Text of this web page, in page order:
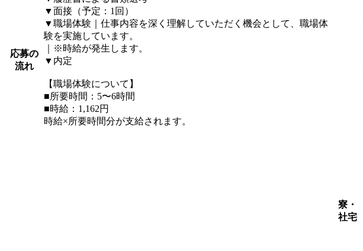
応募の
流れ
▼面接（予定：1回）
▼職場体験｜仕事内容を深く理解していただく機会として、職場体
験を実施しています。
｜※時給が発生します。
▼内定
【職場体験について】
■所要時間：5〜6時間
■時給：1,162円
時給×所要時間分が支給されます。
寮・
社宅